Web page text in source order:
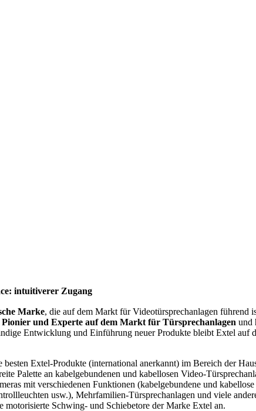
intuitiverer Zugang
Marke, die auf dem Markt für Videotürsprechanlagen führend
Pionier und Experte auf dem Markt für Türsprechanlagen und
Entwicklung und Einführung neuer Produkte bleibt Extel auf
Extel-Produkte (international anerkannt) im Bereich der
Palette an kabelgebundenen und kabellosen Video-
mit verschiedenen Funktionen (kabelgebundene und
usw.), Mehrfamilien-Türsprechanlagen und viele
motorisierte Schwing- und Schiebetore der Marke Extel an.